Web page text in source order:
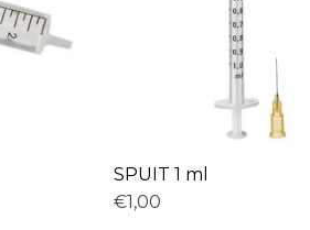
SPUIT 1 ml
€1,00